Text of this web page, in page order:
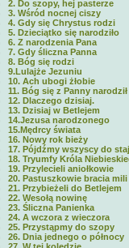
2. Do szopy, hej pasterze
3. Wśród nocnej ciszy
4. Gdy się Chrystus rodzi
5. Dzieciątko się narodziło
6. Z narodzenia Pana
7. Gdy śliczna Panna
8. Bóg się rodzi
9.Lulajże Jezuniu
10. Ach ubogi żłobie
11. Bóg się z Panny narodził
12. Dlaczego dzisiaj.
13. Dzisiaj w Betlejem
14.Jezusa narodzonego
15.Mędrcy świata
16. Nowy rok bieży
17. Pójdźmy wszyscy do
18. Tryumfy Króla
19. Przylecieli aniołkowie
20. Pastuszkowie bracia mili
21. Przybieżeli do Betlejem
22. Wesołą nowinę
23. Śliczna Panienka
24. A wczora z wieczora
25. Przystąpmy do szopy
26. Dnia jednego o północy